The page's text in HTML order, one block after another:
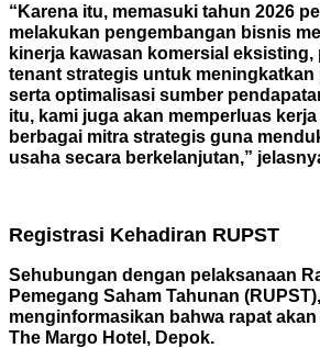
“Karena itu, memasuki tahun 2026
melakukan pengembangan bisnis
kinerja kawasan komersial eksisting,
tenant strategis untuk
serta optimalisasi sumber
itu, kami juga akan memperluas
berbagai mitra strategis guna
usaha secara berkelanjutan,”
Registrasi Kehadiran RUPST
Sehubungan dengan pelaksanaan
Pemegang Saham Tahunan
menginformasikan bahwa rapat
The Margo Hotel, Depok.